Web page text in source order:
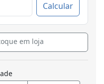
Calcular
em loja